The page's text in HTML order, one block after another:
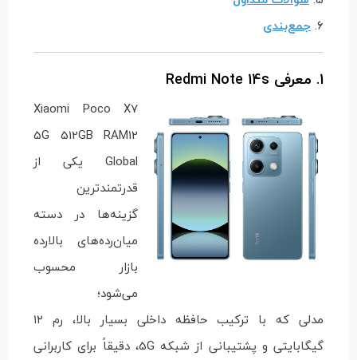
6. جمع‌بندی
1. معرفی Redmi Note 14s
Xiaomi Poco X7
5G 512GB RAM12
Global یکی از
قدرتمندترین
گزینه‌ها در دسته
میان‌رده‌های بالارده
بازار محسوب
می‌شود؛
مدلی که با ترکیب حافظه داخلی بسیار بالا، رم ۱۲
گیگابایتی و پشتیبانی از شبکه 5G، دقیقاً برای کاربرانی